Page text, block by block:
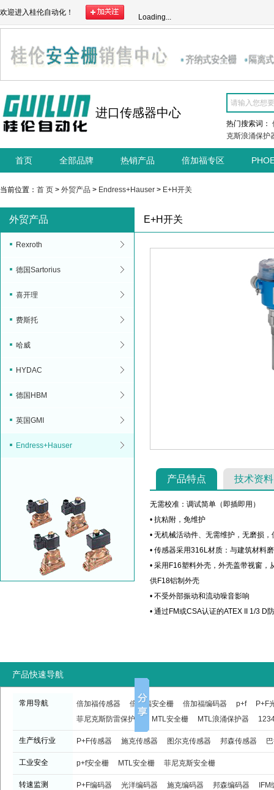
欢迎进入桂伦自动化！
Loading...
进口传感器中心
热门搜索词：
克斯浪涌保护
首页 全部品牌 热销产品 倍加福专区
当前位置： 首 页 > 外贸产品 > Endress+Hauser > E+H开关
外贸产品
Rexroth
德国Sartorius
喜开理
费斯托
哈威
HYDAC
德国HBM
英国GMI
Endress+Hauser
E+H开关
产品特点 技术资料
无需校准：调试简单（即插即用）
• 抗粘附，免维护
• 无机械活动件、无需维护，无磨损
• 传感器采用316L材质：与建筑材料
• 采用F16塑料外壳，外壳盖带视窗，
供F18铝制外壳
• 不受外部振动和流动噪音影响
• 通过FM或CSA认证的ATEX II 1/3 D
产品快速导航
常用导航 倍加福传感器 倍加福安全栅 倍加福编码器 p+f
P+F
菲尼克斯防雷保护器
MTL安全栅 MTL浪涌保护器
生产线行业 P+F传感器 施克传感器 图尔克传感器 邦森传感器
工业安全 p+f安全栅 MTL安全栅 菲尼克斯安全栅
转速监测 P+F编码器 光洋编码器 施克编码器 邦森编码器